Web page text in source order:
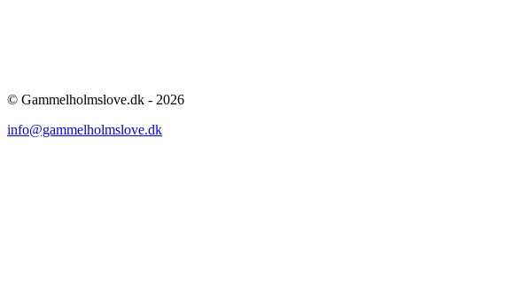
© Gammelholmslove.dk - 2026
info@gammelholmslove.dk